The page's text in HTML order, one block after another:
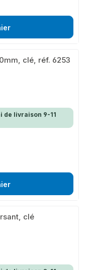
de livraison 9-11